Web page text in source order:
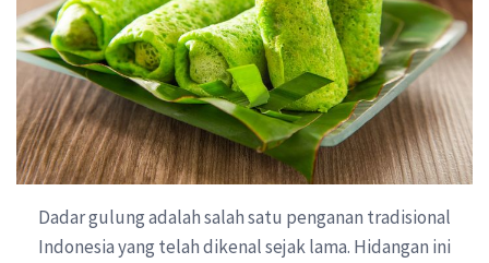
Dadar gulung adalah salah satu penganan tradisional
Indonesia yang telah dikenal sejak lama. Hidangan ini